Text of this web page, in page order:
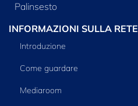
Palinsesto
INFORMAZIONI SULLA RETE
Introduzione
Come guardare
Mediaroom